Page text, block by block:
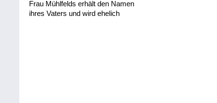
sonstiges
Frau Mühlfelds erhält den Namen
ihres Vaters und wird ehelich